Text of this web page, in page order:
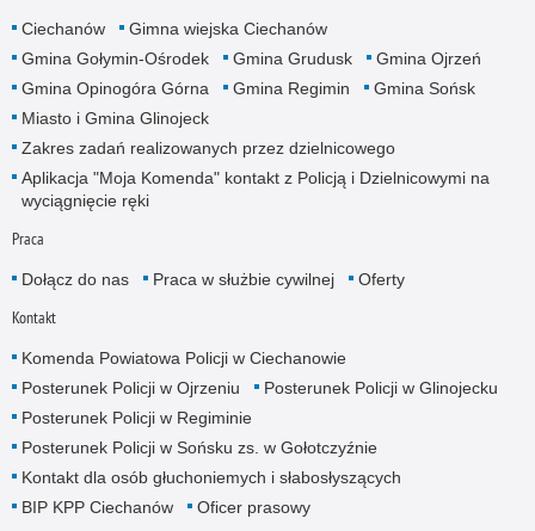
Ciechanów
Gimna wiejska Ciechanów
Gmina Gołymin-Ośrodek
Gmina Grudusk
Gmina Ojrzeń
Gmina Opinogóra Górna
Gmina Regimin
Gmina Sońsk
Miasto i Gmina Glinojeck
Zakres zadań realizowanych przez dzielnicowego
Aplikacja "Moja Komenda" kontakt z Policją i Dzielnicowymi na
wyciągnięcie ręki
Praca
Dołącz do nas Praca w służbie cywilnej Oferty
Kontakt
Komenda Powiatowa Policji w Ciechanowie
Posterunek Policji w Ojrzeniu
Posterunek Policji w Glinojecku
Posterunek Policji w Regiminie
Posterunek Policji w Sońsku zs. w Gołotczyźnie
Kontakt dla osób głuchoniemych i słabosłyszących
BIP KPP Ciechanów
Oficer prasowy